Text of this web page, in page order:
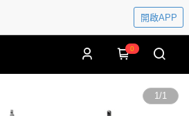
開啟APP
0
1/1